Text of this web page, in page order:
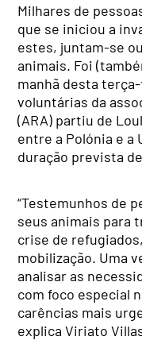
Milhares de
que se iniciou a
estes, juntam-se
animais. Foi
manhã desta
voluntárias da
(ARA) partiu de
entre a Polónia e a
duração prevista
“Testemunhos de
seus animais para
crise de
mobilização. Uma
analisar as
com foco especial
carências mais
explica Viriato